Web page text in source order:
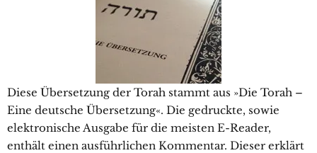
Diese Übersetzung der Torah stammt aus »Die Torah –
Eine deutsche Übersetzung«. Die gedruckte, sowie
elektronische Ausgabe für die meisten E-Reader,
enthält einen ausführlichen Kommentar. Dieser erklärt